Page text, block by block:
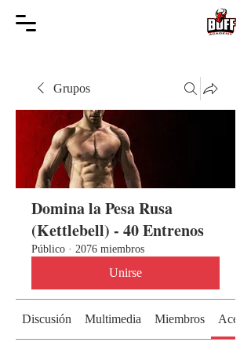
Grupos
Domina la Pesa Rusa
(Kettlebell) - 40 Entrenos
Público · 2076 miembros
Unirse
Discusión Multimedia Miembros Acerca